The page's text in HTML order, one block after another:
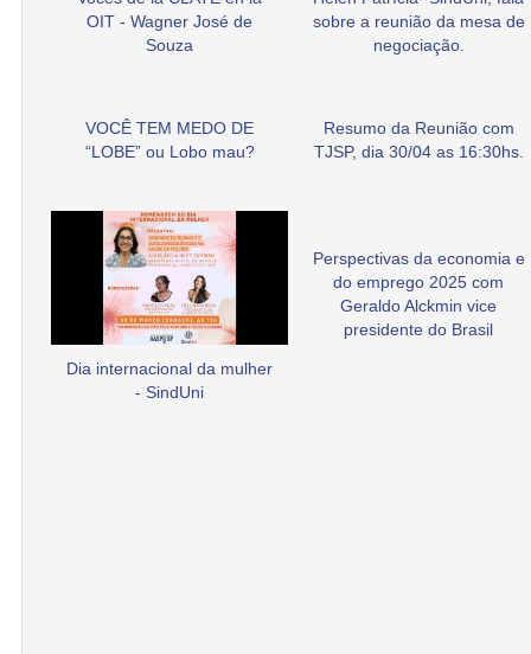
OIT - Wagner José de
Souza
sobre a reunião da mesa de
negociação.
VOCÊ TEM MEDO DE
“LOBE” ou Lobo mau?
Resumo da Reunião com
TJSP, dia 30/04 as 16:30hs.
Dia internacional da mulher
- SindUni
Perspectivas da economia e
do emprego 2025 com
Geraldo Alckmin vice
presidente do Brasil